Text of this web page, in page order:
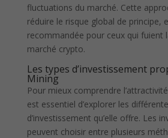
fluctuations du marché. Cette
réduire le risque global de principe,
recommandée pour ceux qui fuient
marché crypto.
Les types d’investissement
Mining
Pour mieux comprendre
est essentiel d’explorer les
d’investissement qu’elle offre. Les
peuvent choisir entre plusieurs